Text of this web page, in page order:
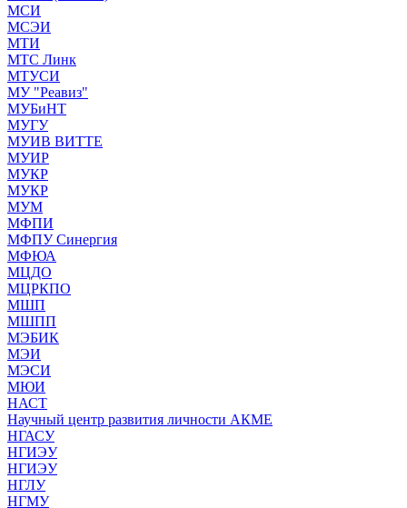
МСИ
МСЭИ
МТИ
МТС Линк
МТУСИ
МУ "Реавиз"
МУБиНТ
МУГУ
МУИВ ВИТТЕ
МУИР
МУКР
МУКР
МУМ
МФПИ
МФПУ Синергия
МФЮА
МЦДО
МЦРКПО
МШП
МШПП
МЭБИК
МЭИ
МЭСИ
МЮИ
НАСТ
Научный центр развития личности АКМЕ
НГАСУ
НГИЭУ
НГИЭУ
НГЛУ
НГМУ